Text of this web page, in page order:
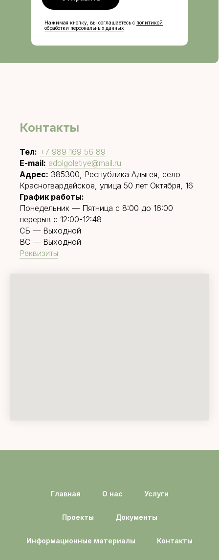
Нажимая кнопку, вы соглашаетесь с политикой
обработки персональных данных
Контакты
Тел: +7 989 169 56 89
E-mail: adolgoletiye@mail.ru
Адрес: 385300, Республика Адыгея, село
Красногвардейское, улица 50 лет Октября, 16
График работы:
Понедельник — Пятница с 8:00 до 16:00
перерыв с 12:00-12:48
СБ — Выходной
ВС — Выходной
Реквизиты
Главная О нас Услуги
Проекты Документы
Информационные материалы Контакты